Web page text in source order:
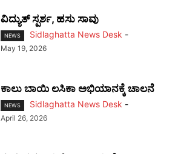
ವಿದ್ಯುತ್ ಸ್ಪರ್ಶ, ಹಸು ಸಾವು
NEWS Sidlaghatta News Desk -
May 19, 2026
ಕಾಲು ಬಾಯಿ ಲಸಿಕಾ ಅಭಿಯಾನಕ್ಕೆ ಚಾಲನೆ
NEWS Sidlaghatta News Desk -
April 26, 2026